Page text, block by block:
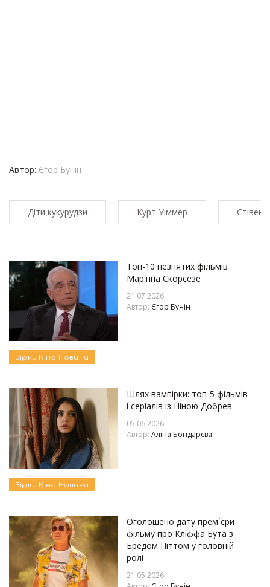
Автор: Єгор Бунін
Діти кукурудзи Курт Уіммер Стівен
Топ-10 незнятих фільмів
Мартіна Скорсезе
21.07.2026
Автор: Єгор Бунін
Зірки Кіно Новини
Шлях вампірки: топ-5 фільмів
і серіалів із Ніною Добрев
05.06.2026
Автор: Аліна Бондарєва
Зірки Кіно Новини
Оголошено дату прем`єри
фільму про Кліффа Бута з
Бредом Піттом у головній
ролі
21.05.2026